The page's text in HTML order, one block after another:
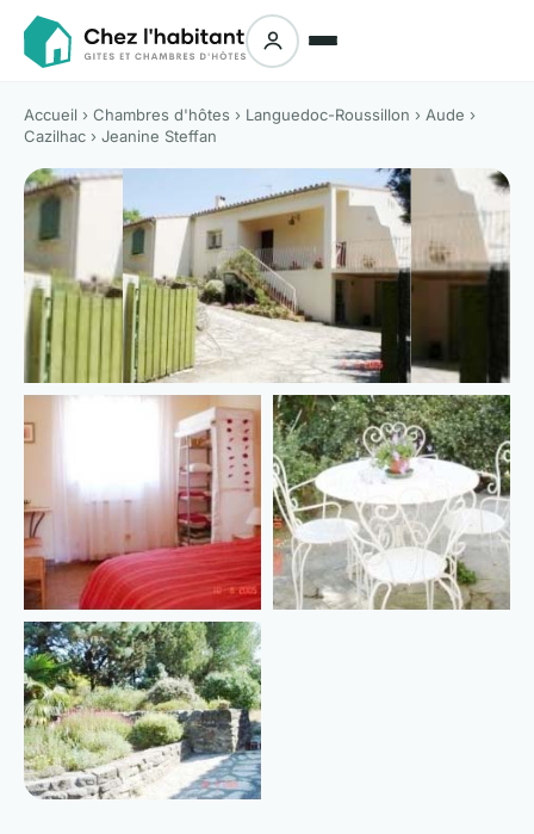
Accueil › Chambres d'hôtes › Languedoc-Roussillon › Aude ›
Cazilhac › Jeanine Steffan